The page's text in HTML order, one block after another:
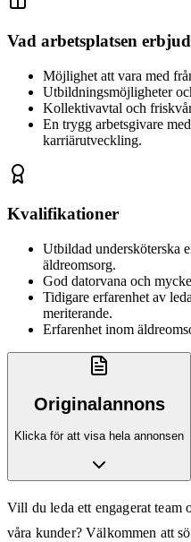
Vad arbetsplatsen
Möjlighet att vara med
Utbildningsmöjligheter
Kollektivavtal och
En trygg arbetsgivare
karriärutveckling.
Kvalifikationer
Utbildad undersköterska
äldreomsorg.
God datorvana och
Tidigare erfarenhet av
meriterande.
Erfarenhet inom
Originalannons
Klicka för att visa hela annonsen
Vill du leda ett engagerat team
våra kunder? Välkommen att